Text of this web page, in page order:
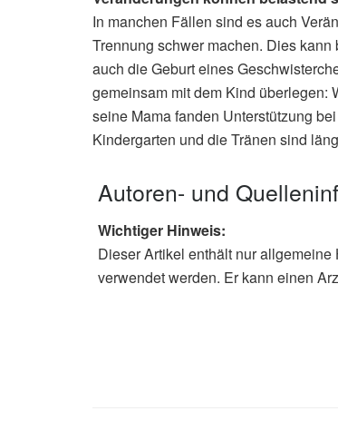
In manchen Fällen sind es auch
Trennung schwer machen. Dies
auch die Geburt eines
gemeinsam mit dem Kind überlegen:
seine Mama fanden Unterstützung
Kindergarten und die Tränen sind
Autoren- und
Wichtiger Hinweis:
Dieser Artikel enthält nur
verwendet werden. Er kann einen